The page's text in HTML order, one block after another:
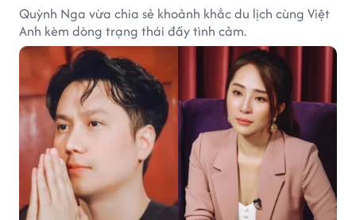
Quỳnh Nga vừa chia sẻ khoảnh khắc du lịch cùng Việt
Anh kèm dòng trạng thái đầy tình cảm.